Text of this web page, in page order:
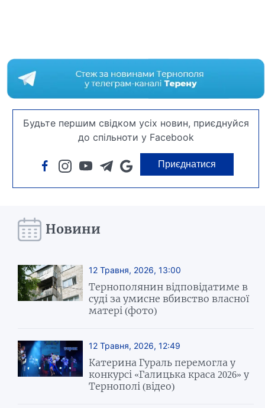
Будьте першим свідком усіх новин, приєднуйся
до спільноти у Facebook
Приєднатися
Новини
12 Травня, 2026, 13:00
Тернополянин відповідатиме в
суді за умисне вбивство власної
матері (фото)
12 Травня, 2026, 12:49
Катерина Гураль перемогла у
конкурсі «Галицька краса 2026» у
Тернополі (відео)